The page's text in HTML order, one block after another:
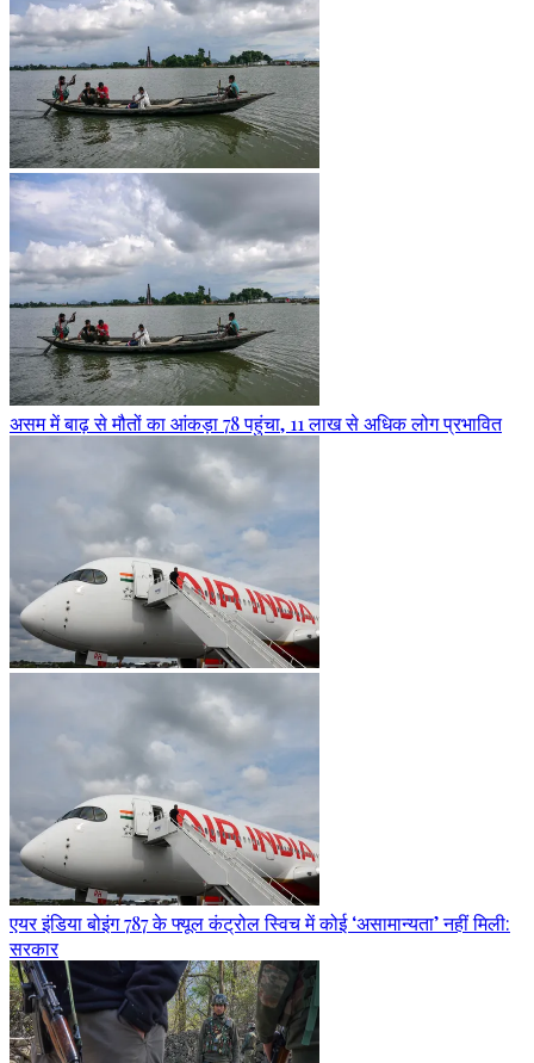
असम में बाढ़ से मौतों का आंकड़ा 78 पहुंचा, 11 लाख से अधिक लोग प्रभावित
एयर इंडिया बोइंग 787 के फ्यूल कंट्रोल स्विच में कोई ‘असामान्यता’ नहीं मिली:
सरकार